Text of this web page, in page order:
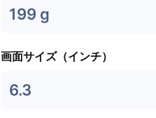
199 g
画面サイズ（インチ）
6.3